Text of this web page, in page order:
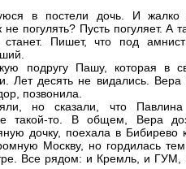
в постели дочь. И жалко
погулять? Пусть погуляет. А
станет. Пишет, что под
подругу Пашу, которая в
Лет десять не видались. Вера
позвонила.
но сказали, что Павлина
такой-то. В общем, Вера
дочку, поехала в Бибирево
Москву, но гордилась
Все рядом: и Кремль, и ГУМ,